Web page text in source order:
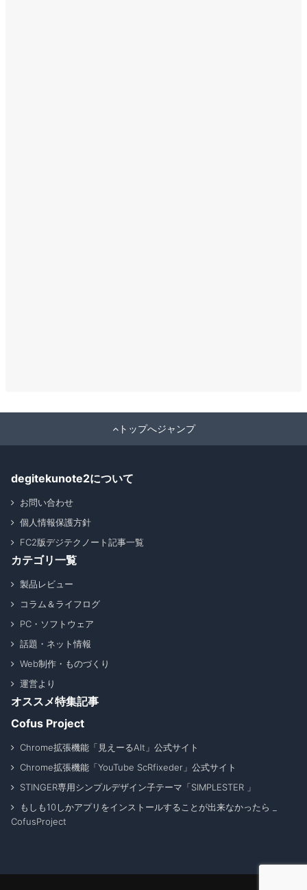
トップへジャンプ
degitekunote2について
お問い合わせ
個人情報保護方針
FC2版デジテクノート記事一覧
カテゴリ一覧
製品レビュー
コラム＆ライフログ
PC・ソフトウェア
話題・ネット情報
Web制作・ものづくり
運営より
オススメ特集記事
Cofus Project
Chrome拡張機能「見えーるAlt」公式サイト
Chrome拡張機能「YouTube ScRfixeder」公式サイト
STINGER専用シンプルデザイン子テーマ「SIMPLESTER 」
もしも10しかアプリをインストールすることが出来なかったら _
CofusProject